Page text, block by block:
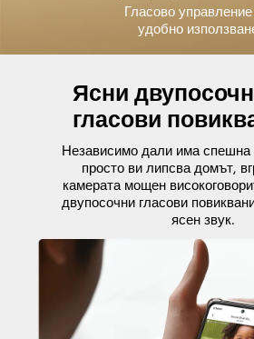
Гласово управление
удобно
Ясни
гласови
Независимо дали има спешна
просто ви липсва домът,
камерата мощен
двупосочни гласови
ясен звук.